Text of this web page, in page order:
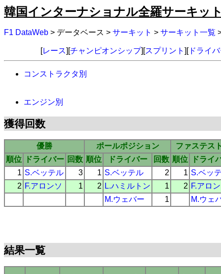
韓国インターナショナル全羅サーキッ
F1 DataWeb > データベース > サーキット > サーキット一覧
[レース][チャンピオンシップ][スプリント ][ドライ
コンストラクタ別
エンジン別
獲得回数
優勝 ポールポジション
ファステス
順位
ドライバー 回数 順位 ドライバー 回数 順位
ドライ
1 S.ベッテル 3 1 S.ベッテル 2 1 S.ベッ
2 F.アロンソ 1 2 L.ハミルトン 1 2 F.アロ
M.ウェバー
1 M.ウェ
結果一覧